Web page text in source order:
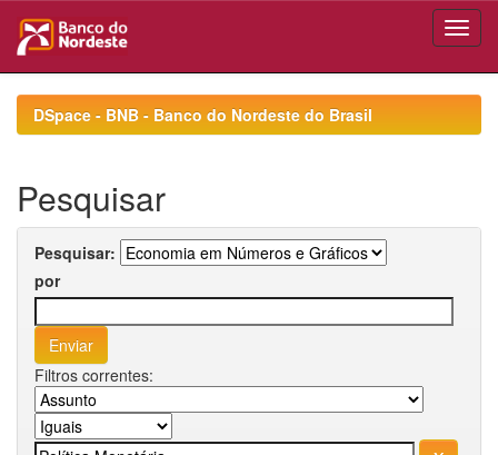
navigationDSpace - BNB - Banco do Nordeste do Brasil
Pesquisar
Pesquisar:
por
Filtros correntes: